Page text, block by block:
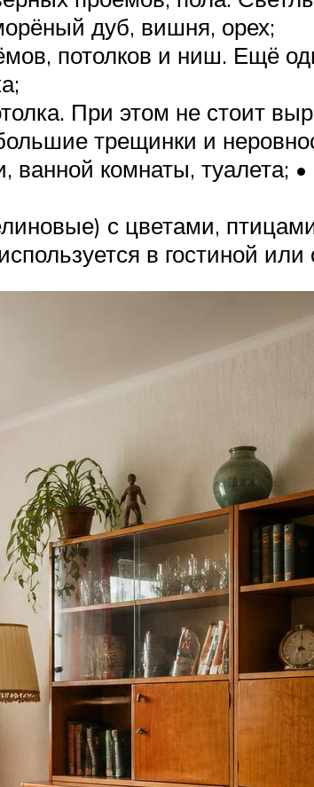
дуб, вишня, орех;
потолков и ниш. Ещё
При этом не стоит
трещинки и
комнаты, туалета;
с цветами,
в гостиной или